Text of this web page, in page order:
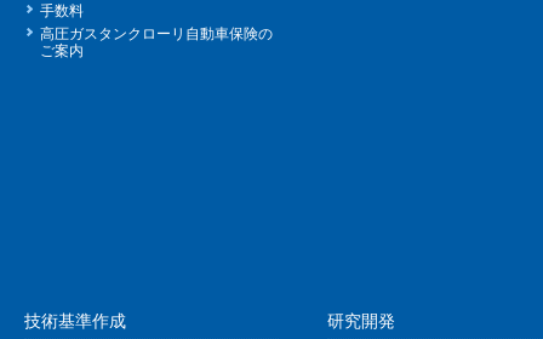
手数料
高圧ガスタンクローリ自動車保険の
ご案内
技術基準作成 研究開発